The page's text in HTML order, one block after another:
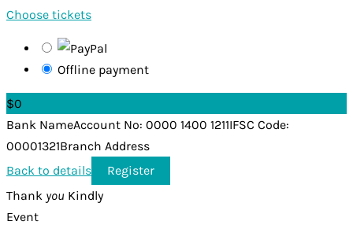
Choose tickets
Offline payment
$0
Bank NameAccount No: 0000 1400 1211IFSC Code:
00001321Branch Address
Back to details
Thank you Kindly
Event